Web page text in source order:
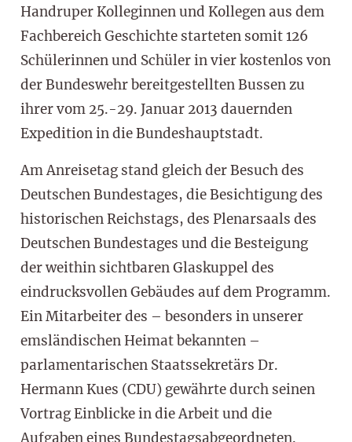
Handruper Kolleginnen und Kollegen aus dem
Fachbereich Geschichte starteten somit 126
Schülerinnen und Schüler in vier kostenlos von
der Bundeswehr bereitgestellten Bussen zu
ihrer vom 25.-29. Januar 2013 dauernden
Expedition in die Bundeshauptstadt.
Am Anreisetag stand gleich der Besuch des
Deutschen Bundestages, die Besichtigung des
historischen Reichstags, des Plenarsaals des
Deutschen Bundestages und die Besteigung
der weithin sichtbaren Glaskuppel des
eindrucksvollen Gebäudes auf dem Programm.
Ein Mitarbeiter des – besonders in unserer
emsländischen Heimat bekannten –
parlamentarischen Staatssekretärs Dr.
Hermann Kues (CDU) gewährte durch seinen
Vortrag Einblicke in die Arbeit und die
Aufgaben eines Bundestagsabgeordneten.